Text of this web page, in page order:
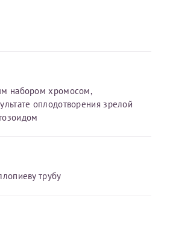
набором хромосом,
оплодотворения зрелой
трубу